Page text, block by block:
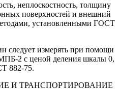
неплоскостность, толщину
поверхностей и внешний
установленными ГОСТ
следует измерять при помощи
2 с ценой деления шкалы 0,
882-75.
И ТРАНСПОРТИРОВАНИЕ